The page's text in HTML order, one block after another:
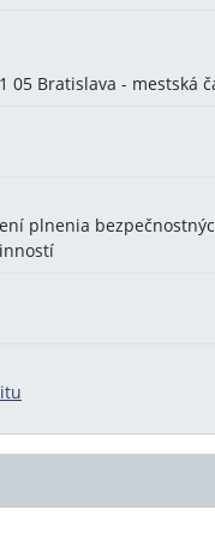
05 Bratislava - mestská
plnenia